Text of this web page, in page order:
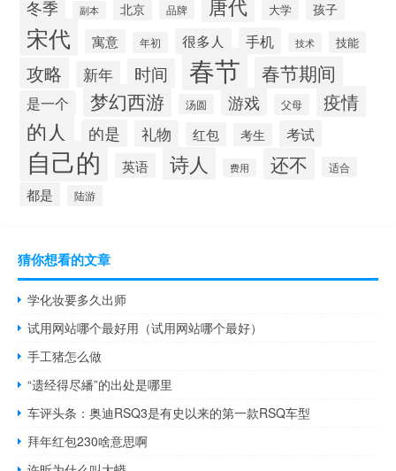
冬季 副本 北京 品牌 唐代 大学 孩子
宋代 寓意 年初 很多人 手机 技术 技能
攻略 新年 时间 春节 春节期间
是一个 梦幻西游 汤圆 游戏 父母 疫情
的人 的是 礼物 红包 考生 考试
自己的 英语 诗人 费用 还不 适合
都是 陆游
猜你想看的文章
学化妆要多久出师
试用网站哪个最好用（试用网站哪个最好）
手工猪怎么做
“遗经得尽繙”的出处是哪里
车评头条：奥迪RSQ3是有史以来的第一款RSQ车型
拜年红包230啥意思啊